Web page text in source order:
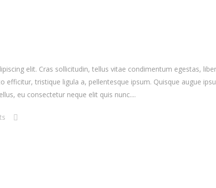
elit. Cras sollicitudin, tellus vitae condimentum egestas,
efficitur, tristique ligula a, pellentesque ipsum. Quisque augue
eu consectetur neque elit quis nunc....